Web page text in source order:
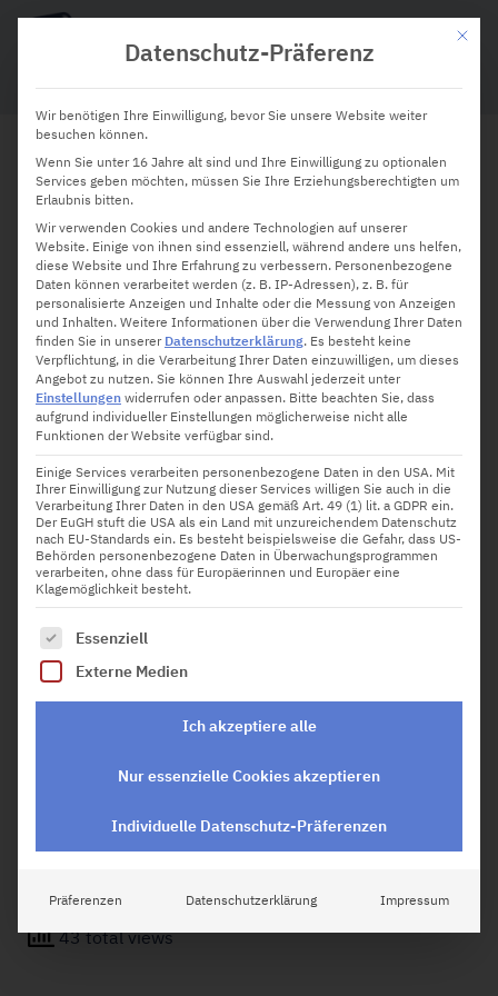
Die Rolle von Quantum
Computing in der Zukunft der
Hardware-Technologie
Die Evolution der Hardware-Technologie wird
zunehmend durch Fortschritte bei
Hochleistungscomputern geprägt, die jetzt an der
Schwelle zu einer neuen Ära stehen. Mit der Einführung
von Quantum Computing beginnt ein neues Kapitel, in
dem die Grenzen der Rechenleistung und -effizienz neu
revolutionäre Veränderung in der Welt der
Probleme bietet, die bisher als unerreichbar galten.
43 total views
Mit
Datenschutz-Präferenz
Wir benötigen Ihre Einwilligung, bevor Sie unsere Website weiter
besuchen können.
Wenn Sie unter 16 Jahre alt sind und Ihre Einwilligung zu optionalen
Services geben möchten, müssen Sie Ihre Erziehungsberechtigten um
Erlaubnis bitten.
Wir verwenden Cookies und andere Technologien auf unserer
Website. Einige von ihnen sind essenziell, während andere uns helfen,
diese Website und Ihre Erfahrung zu verbessern. Personenbezogene
Daten können verarbeitet werden (z. B. IP-Adressen), z. B. für
personalisierte Anzeigen und Inhalte oder die Messung von Anzeigen
und Inhalten. Weitere Informationen über die Verwendung Ihrer Daten
finden Sie in unserer Datenschutzerklärung. Es besteht keine
Verpflichtung, in die Verarbeitung Ihrer Daten einzuwilligen, um dieses
Angebot zu nutzen. Sie können Ihre Auswahl jederzeit unter
Einstellungen widerrufen oder anpassen. Bitte beachten Sie, dass
aufgrund individueller Einstellungen möglicherweise nicht alle
Funktionen der Website verfügbar sind.
Einige Services verarbeiten personenbezogene Daten in den USA. Mit
Ihrer Einwilligung zur Nutzung dieser Services willigen Sie auch in die
Verarbeitung Ihrer Daten in den USA gemäß Art. 49 (1) lit. a GDPR ein.
Der EuGH stuft die USA als ein Land mit unzureichendem Datenschutz
nach EU-Standards ein. Es besteht beispielsweise die Gefahr, dass US-
Behörden personenbezogene Daten in Überwachungsprogrammen
verarbeiten, ohne dass für Europäerinnen und Europäer eine
Klagemöglichkeit besteht.
Es folgt eine Liste der Service-Gruppen, für die eine
Essenziell
Externe Medien
Ich akzeptiere alle
Nur essenzielle Cookies akzeptieren
Individuelle Datenschutz-Präferenzen
Präferenzen Datenschutzerklärung Impressum